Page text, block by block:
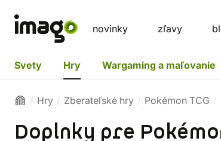
novinky zľavy
Svety Hry Wargaming a maľovanie
Hry Zberateľské hry Pokémon TCG
Doplnky pre